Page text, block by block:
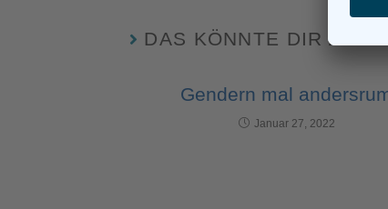
DAS KÖNNTE DIR AUCH
Gendern mal
Januar 27, 2022